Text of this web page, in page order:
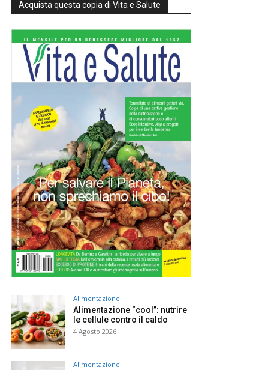
Acquista questa copia di Vita e Salute
Alimentazione
Alimentazione “cool”: nutrire
le cellule contro il caldo
4 Agosto 2026
Alimentazione